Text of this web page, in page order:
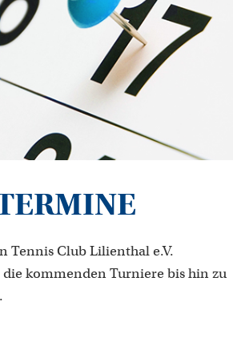
Tennis Club Lilienthal e.V.
kommenden Turniere bis hin zu